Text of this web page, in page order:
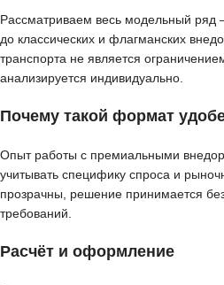
Рассматриваем весь модельный ряд
до классических и флагманских
транспорта не является
анализируется индивидуально.
Почему такой формат
Опыт работы с премиальными
учитывать специфику спроса и
прозрачны, решение принимается
требований.
Расчёт и оформление